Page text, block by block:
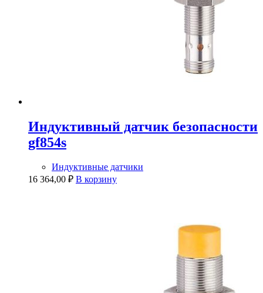
Индуктивный датчик безопасности
gf854s
Индуктивные датчики
16 364,00 ₽ В корзину